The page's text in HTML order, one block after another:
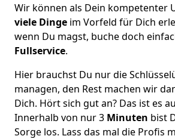
Wir können als Dein kompetenter
viele Dinge im Vorfeld für Dich
wenn Du magst, buche doch
Fullservice.
Hier brauchst Du nur die
managen, den Rest machen wir
Dich. Hört sich gut an? Das ist es
Innerhalb von nur 3 Minuten bist
Sorge los. Lass das mal die Profis